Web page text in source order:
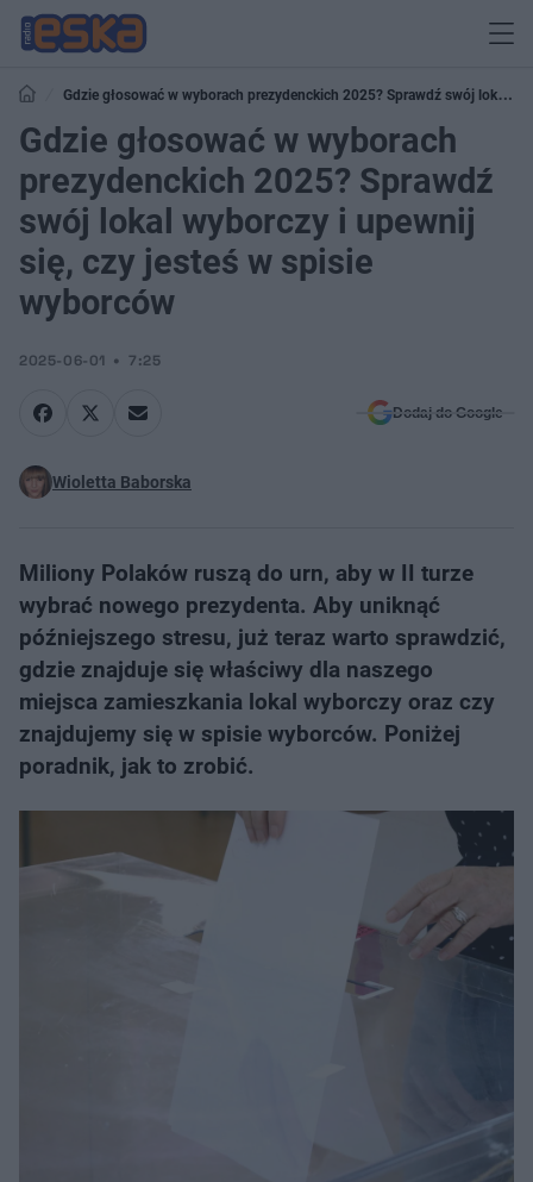
Gdzie głosować w wyborach prezydenckich 2025? Sprawdź swój lokal
wyborczy i upewnij się, czy jesteś w spisie wyborców
Gdzie głosować w wyborach
prezydenckich 2025? Sprawdź
swój lokal wyborczy i upewnij
się, czy jesteś w spisie
wyborców
2025-06-01 7:25
Dodaj do Google
Wioletta Baborska
Miliony Polaków ruszą do urn, aby w II turze
wybrać nowego prezydenta. Aby uniknąć
późniejszego stresu, już teraz warto sprawdzić,
gdzie znajduje się właściwy dla naszego
miejsca zamieszkania lokal wyborczy oraz czy
znajdujemy się w spisie wyborców. Poniżej
poradnik, jak to zrobić.